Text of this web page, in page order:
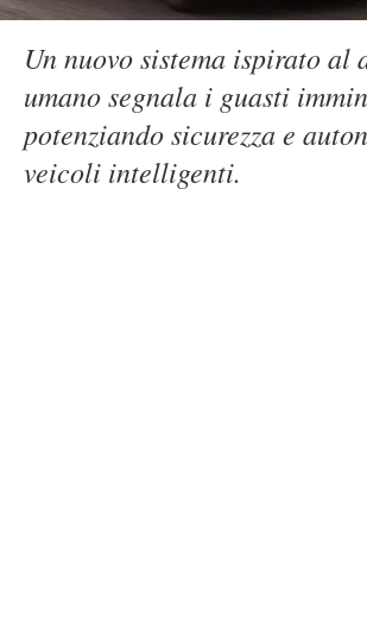
Un nuovo sistema ispirato al
umano segnala i guasti
potenziando sicurezza e
veicoli intelligenti.